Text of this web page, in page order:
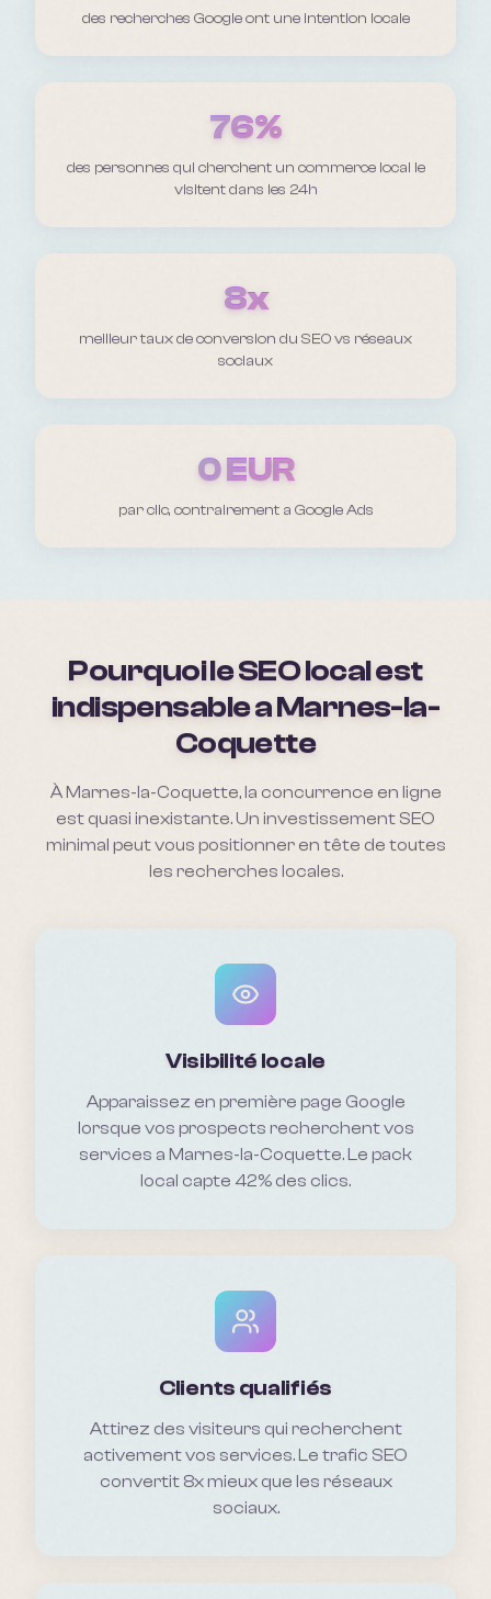
des recherches Google ont une intention locale
76%
des personnes qui cherchent un commerce local le
visitent dans les 24h
8x
meilleur taux de conversion du SEO vs réseaux
sociaux
0 EUR
par clic, contrairement a Google Ads
Pourquoi le SEO local est
indispensable aMarnes-la-
Coquette
À Marnes-la-Coquette, la concurrence en ligne
est quasi inexistante. Un investissement SEO
minimal peut vous positionner en tête de toutes
les recherches locales.
Visibilité locale
Apparaissez en première page Google
lorsque vos prospects recherchent vos
services a Marnes-la-Coquette. Le pack
local capte 42% des clics.
Clients qualifiés
Attirez des visiteurs qui recherchent
activement vos services. Le trafic SEO
convertit 8x mieux que les réseaux
sociaux.